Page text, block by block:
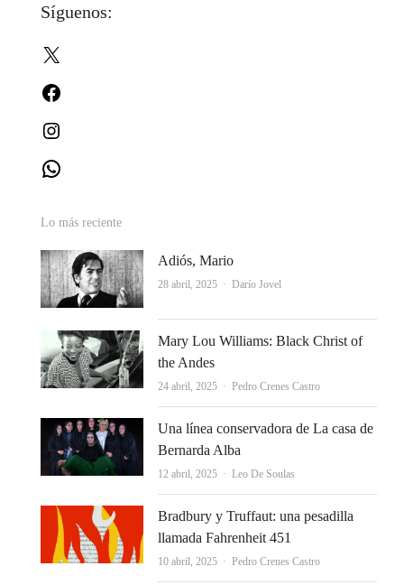
Síguenos:
Lo más reciente
Adiós, Mario
28 abril, 2025 Autor
Darío Jovel
Mary Lou Williams: Black Christ of
the Andes
24 abril, 2025 Autor
Pedro Crenes Castro
Una línea conservadora de La casa de
Bernarda Alba
12 abril, 2025 Autor
Leo De Soulas
Bradbury y Truffaut: una pesadilla
llamada Fahrenheit 451
10 abril, 2025 Autor
Pedro Crenes Castro